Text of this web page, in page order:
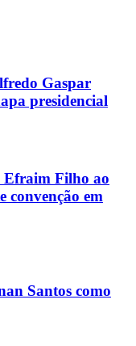
Gaspar
presidencial
Efraim Filho ao
convenção em
Santos como